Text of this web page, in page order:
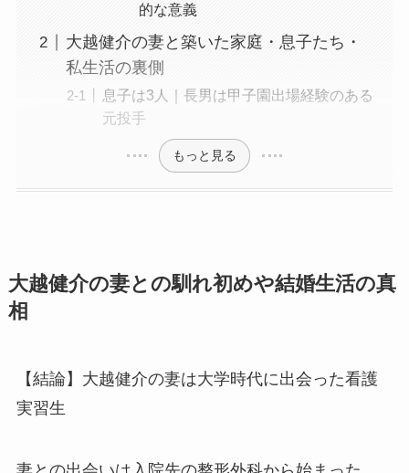
的な意義
大越健介の妻と築いた家庭・息子たち・
私生活の裏側
息子は3人｜長男は甲子園出場経験のある
元投手
もっと見る
大越健介の妻との馴れ初めや結婚生活の真
相
【結論】大越健介の妻は大学時代に出会った看護
実習生